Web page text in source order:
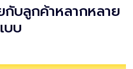
บลูกค้าหลากหลาย
บบ